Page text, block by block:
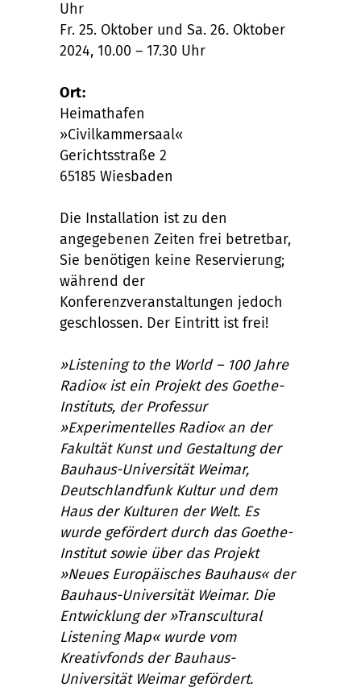
Uhr
Fr. 25. Oktober und Sa. 26. Oktober
2024, 10.00 – 17.30 Uhr
Ort:
Heimathafen
»Civilkammersaal«
Gerichtsstraße 2
65185 Wiesbaden
Die Installation ist zu den
angegebenen Zeiten frei betretbar,
Sie benötigen keine Reservierung;
während der
Konferenzveranstaltungen jedoch
geschlossen. Der Eintritt ist frei!
»Listening to the World – 100 Jahre
Radio« ist ein Projekt des Goethe-
Instituts, der Professur
»Experimentelles Radio« an der
Fakultät Kunst und Gestaltung der
Bauhaus-Universität Weimar,
Deutschlandfunk Kultur und dem
Haus der Kulturen der Welt. Es
wurde gefördert durch das Goethe-
Institut sowie über das Projekt
»Neues Europäisches Bauhaus« der
Bauhaus-Universität Weimar. Die
Entwicklung der »Transcultural
Listening Map« wurde vom
Kreativfonds der Bauhaus-
Universität Weimar gefördert.